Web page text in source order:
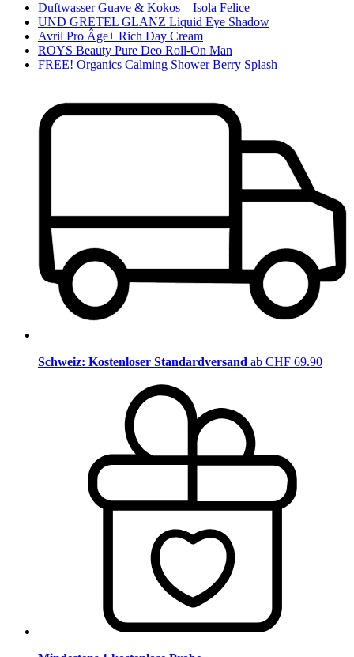
Duftwasser Guave & Kokos – Isola Felice
UND GRETEL GLANZ Liquid Eye Shadow
Avril Pro Âge+ Rich Day Cream
ROYS Beauty Pure Deo Roll-On Man
FREE! Organics Calming Shower Berry Splash
Schweiz: Kostenloser Standardversand ab CHF 69.90